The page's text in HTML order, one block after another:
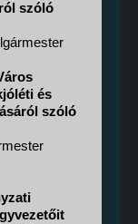
szóló
és
szóló